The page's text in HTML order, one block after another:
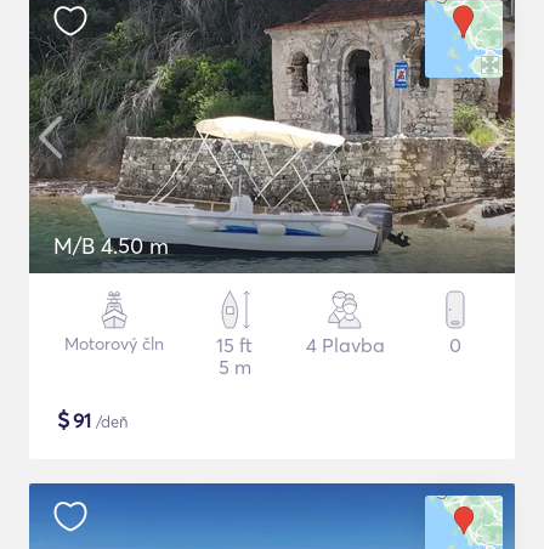
M/B 4.50 m
Motorový čln
15 ft
5 m
4 Plavba 0
$91 /deň